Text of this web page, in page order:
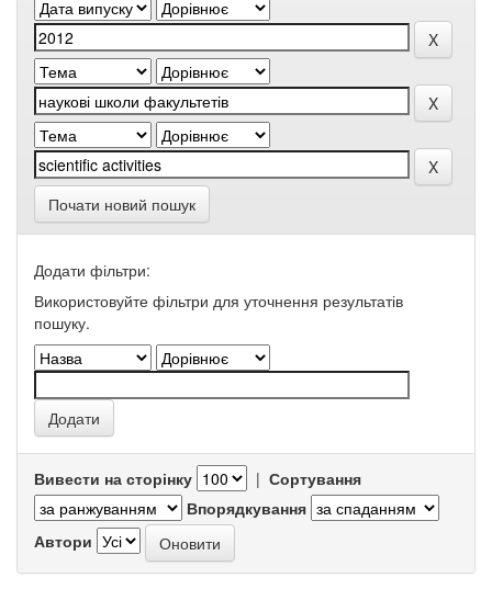
Почати новий пошук
Додати фільтри:
Використовуйте фільтри для уточнення результатів
пошуку.
Вивести на сторінку | Сортування
Впорядкування
Автори